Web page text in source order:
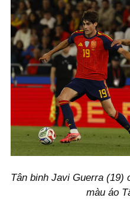
Tân binh Javi Guerra (19)
màu áo